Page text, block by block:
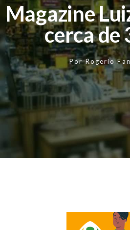
Magazine
cerca de
PorRogerio